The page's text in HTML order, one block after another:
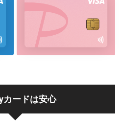
カードは安心